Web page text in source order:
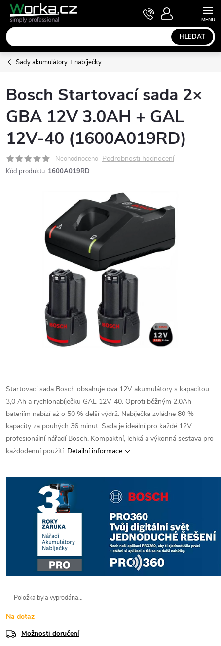
Přejít
obsah
HLEDAT
NÁKUPNÍ
KOŠÍK
Sady akumulátory + nabíječky
Bosch Startovací sada 2×
GBA 12V 3.0AH + GAL
12V-40 (1600A019RD)
Neohodnoceno Podrobnosti hodnocení
Kód produktu: 1600A019RD
Startovací sada Bosch obsahuje dva 12V akumulátory s kapacitou
3,0 Ah a rychlonabíječku GAL 12V-40. Oproti běžným 2.0Ah
bateriím nabízí až o 50 % delší výdrž. Nabíječka zvládne 80 %
kapacity za pouhých 36 minut. Sada je ideální pro každé 12V
profesionální nářadí Bosch. Kompaktní, lehká a výkonná sestava pro
každodenní použití. Detailní informace
Položka byla vyprodána…
Na dotaz
Možnosti doručení